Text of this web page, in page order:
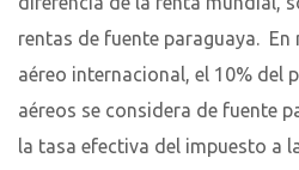
rentas de fuente paraguaya.
aéreo internacional, el 10% del
aéreos se considera de fuente
la tasa efectiva del impuesto a